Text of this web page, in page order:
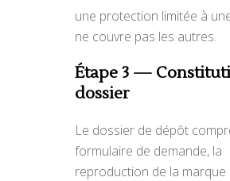
une protection limitée à
ne couvre pas les autres.
Étape 3 —
dossier
Le dossier de dépôt
formulaire de demande, la
reproduction de la marque